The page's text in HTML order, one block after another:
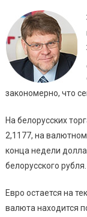
закономерно, что
На белорусских
2,1177, на
конца недели
белорусского рубля.
Евро остается на
валюта находится